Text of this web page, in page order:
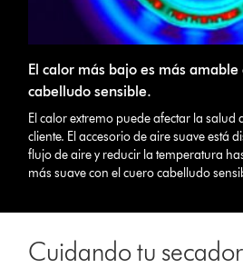
El calor más bajo es más
cabelludo sensible.
El calor extremo puede afectar la salud
cliente. El accesorio de aire suave está
flujo de aire y reducir la temperatura
más suave con el cuero cabelludo
Cuidando tu